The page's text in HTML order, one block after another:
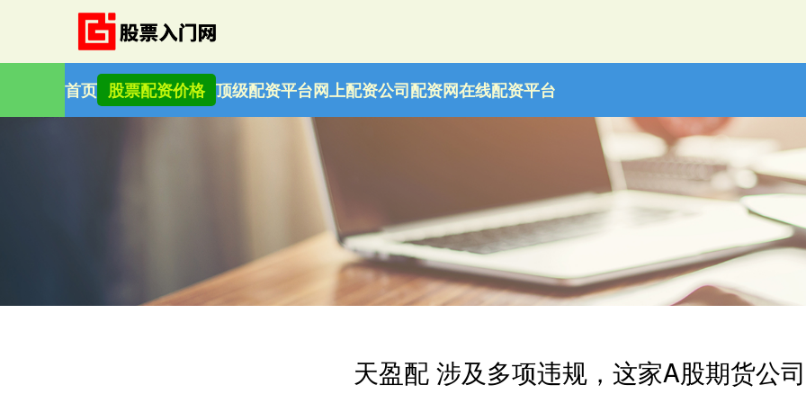
首页 股票配资价格 顶级配资平台网上配资公司配资网在线配资平台
天盈配 涉及多项违规，这家A股期货公